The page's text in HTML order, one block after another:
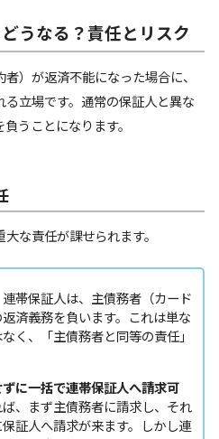
うなる？責任とリスク
）が返済不能になった場合に、
立場です。通常の保証人と異な
うことになります。
な責任が課せられます。
帯保証人は、主債務者（カード
済義務を負います。これは単な
く、「主債務者と同等の責任」
に一括で連帯保証人へ請求可
、まず主債務者に請求し、それ
証人へ請求が来ます。しかし連